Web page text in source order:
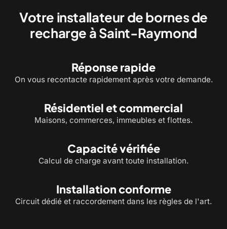
Votre installateur de bornes de
recharge à Saint-Raymond
Réponse rapide
On vous recontacte rapidement après votre demande.
Résidentiel et commercial
Maisons, commerces, immeubles et flottes.
Capacité vérifiée
Calcul de charge avant toute installation.
Installation conforme
Circuit dédié et raccordement dans les règles de l'art.